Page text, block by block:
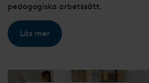
pedagogiska arbetssätt.
Läs mer